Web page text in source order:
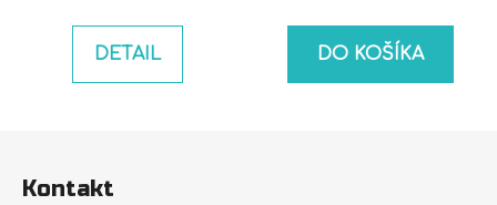
DETAIL DO KOŠÍKA
Kontakt